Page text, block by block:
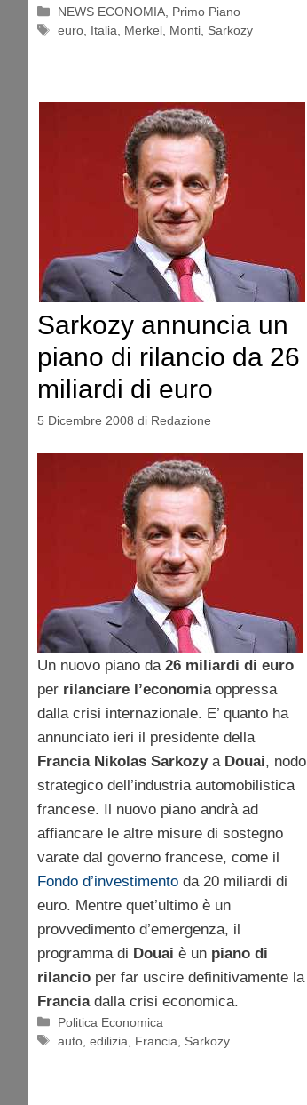
Categorie
NEWS ECONOMIA Primo Piano
Tag
euro Italia Merkel Monti Sarkozy
Sarkozy annuncia un
piano di rilancio da 26
miliardi di euro
5 Dicembre 2008 di Redazione
Un nuovo piano da 26 miliardi di euro
per rilanciare l’economiaoppressa
dalla crisi internazionale. E’ quanto ha
annunciato ieri il presidente della
Francia Nikolas Sarkozya Douai, nodo
strategico dell’industria automobilistica
francese. Il nuovo piano andrà ad
affiancare le altre misure di sostegno
varate dal governo francese, come il
Fondo d’investimento da 20 miliardi di
euro. Mentre quet’ultimo è un
provvedimento d’emergenza, il
programma di Douai è un piano di
rilancio per far uscire definitivamente la
Franciadalla crisi economica.
Categorie
Politica Economica
Tag
auto ,edilizia Francia Sarkozy